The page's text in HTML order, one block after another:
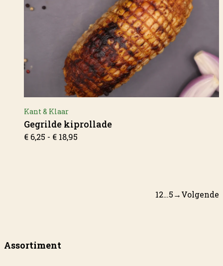
Kant & Klaar
Gegrilde kiprollade
€ 6,25 - € 18,95
12…5→Volgende
Assortiment